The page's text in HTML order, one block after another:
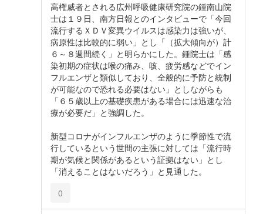
高権威者とされる広州呼吸健康研究院の鍾南山院
士は１９日、南方日報とのインタビューで「今回
流行するＸＤＶ変異ウイルスは感染力は強いが、
病原性は比較的に弱い」とし「（拡大傾向が）計
６～８週間続く」と明らかにした。鍾院士は「感
染初期の症状は喉の痛み、咳、疲労感などでイン
フルエンザと類似しており、全般的に予防と統制
が可能なので恐れる必要はない」としながらも
「６５歳以上の基礎疾患がある場合には迅速な治
療が必要だ」と強調した。
新型コロナがインフルエンザのように季節性で流
行しているという世間の主張に対しては「流行時
期が気候と関係があるという証拠はない」とし
「消えることはないだろう」と見通した。
0